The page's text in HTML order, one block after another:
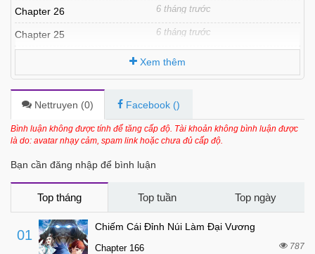
Chapter 26 6 tháng trước
Chapter 25 6 tháng trước
Chapter 23 6 tháng trước
Chapter 22 6 tháng trước
Chapter 21 6 tháng trước
6 tháng trước
Chapter 18 6 tháng trước
Chapter 17
Chapter 16
Xem thêm
Nettruyen (0) Facebook ()
Bình luận không được tính để tăng cấp độ. Tài khoản không bình luận được
là do: avatar nhạy cảm, spam link hoặc chưa đủ cấp độ.
Bạn cần đăng nhập để bình luận
Top tháng Top tuần Top ngày
01
Chiếm Cái Đỉnh Núi Làm Đại Vương
Chapter 166 787